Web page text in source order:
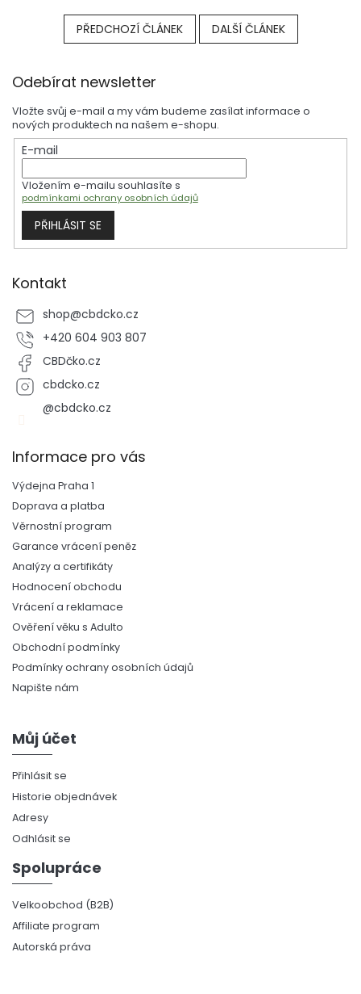
PŘEDCHOZÍ ČLÁNEK DALŠÍ ČLÁNEK
Odebírat newsletter
Vložte svůj e-mail a my vám budeme zasílat informace o
nových produktech na našem e-shopu.
E-mail
Vložením e-mailu souhlasíte s
podmínkami ochrany osobních údajů
PŘIHLÁSIT SE
Kontakt
shop@cbdcko.cz
+420 604 903 807
CBDčko.cz
cbdcko.cz
@cbdcko.cz
Informace pro vás
Výdejna Praha 1
Doprava a platba
Věrnostní program
Garance vrácení peněz
Analýzy a certifikáty
Hodnocení obchodu
Vrácení a reklamace
Ověření věku s Adulto
Obchodní podmínky
Podmínky ochrany osobních údajů
Napište nám
Můj účet
Přihlásit se
Historie objednávek
Adresy
Odhlásit se
Spolupráce
Velkoobchod (B2B)
Affiliate program
Autorská práva